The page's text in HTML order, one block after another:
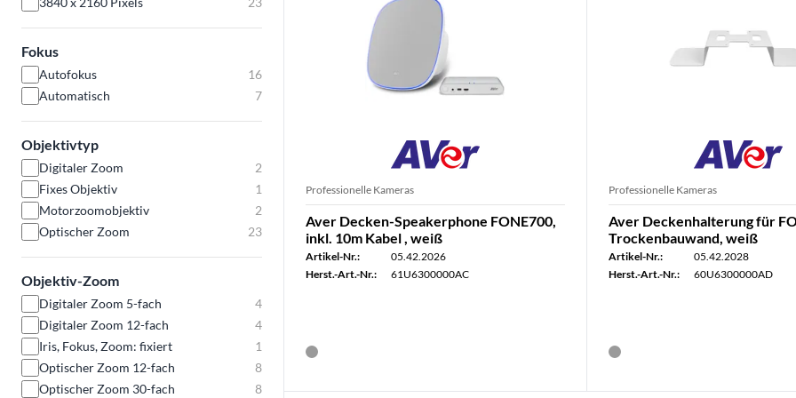
Fokus
Autofokus
16
Automatisch
7
Objektivtyp
Digitaler Zoom
2
Fixes Objektiv
1
Motorzoomobjektiv
2
Optischer Zoom
23
Objektiv-Zoom
Digitaler Zoom 5-fach
4
Digitaler Zoom 12-fach
4
Iris, Fokus, Zoom: fixiert
1
Optischer Zoom 12-fach
8
Optischer Zoom 30-fach
8
Professionelle Kameras
Aver Decken-Speakerphone FONE700,
inkl. 10m Kabel , weiß
Artikel-Nr.:
05.42.2026
Herst.-Art.-Nr.:
61U6300000AC
Professionelle Kameras
Aver Deckenhalterung für
Trockenbauwand, weiß
Artikel-Nr.:
05.42.2028
Herst.-Art.-Nr.:
60U6300000AD